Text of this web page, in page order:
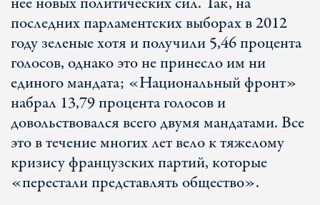
последних парламентских выборах в 2012
году зеленые хотя и получили 5,46 процента
голосов, однако это не принесло им ни
единого мандата; «Национальный фронт»
набрал 13,79 процента голосов и
довольствовался всего двумя мандатами. Все
это в течение многих лет вело к тяжелому
кризису французских партий, которые
«перестали представлять общество».